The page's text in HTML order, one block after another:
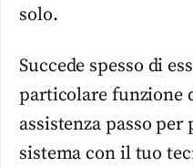
solo.
Succede spesso di
particolare funzione
assistenza passo per
sistema con il tuo